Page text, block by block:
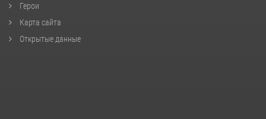
Герои
Карта сайта
Открытые данные